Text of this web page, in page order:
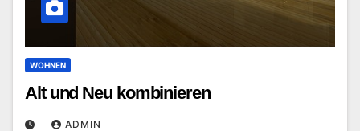
WOHNEN
Alt und Neu kombinieren
ADMIN